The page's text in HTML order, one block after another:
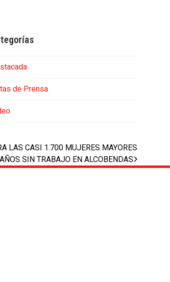
de Prensa
LAS CASI 1.700 MUJERES MAYORES
SIN TRABAJO EN ALCOBENDAS